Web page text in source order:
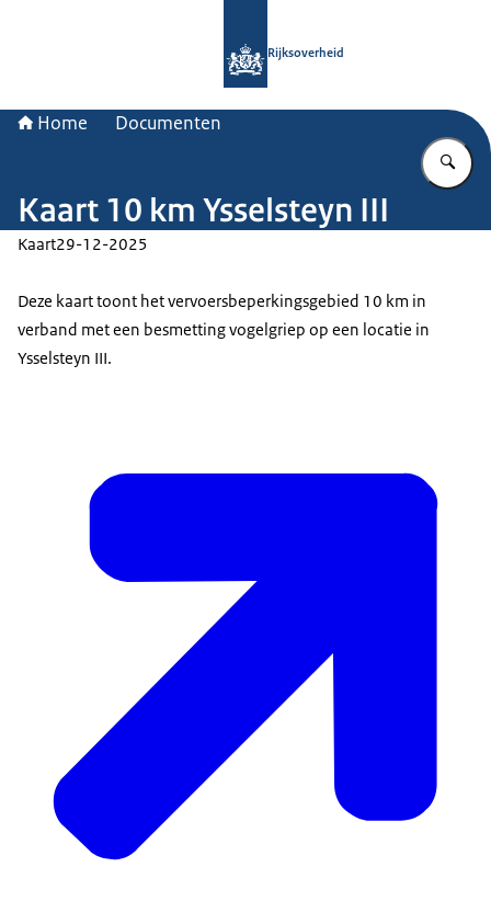
Rijksoverheid
Home Documenten
Kaart 10 km Ysselsteyn III
Kaart29-12-2025
Deze kaart toont het vervoersbeperkingsgebied 10 km in
verband met een besmetting vogelgriep op een locatie in
Ysselsteyn III.